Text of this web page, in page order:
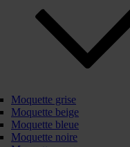
Moquette grise
Moquette beige
Moquette bleue
Moquette noire